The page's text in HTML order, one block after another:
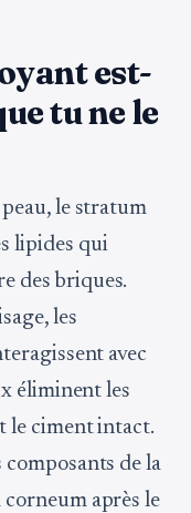
est-
tu ne le
le stratum
lipides qui
des briques.
les
avec
éliminent les
le ciment intact.
de la
après le